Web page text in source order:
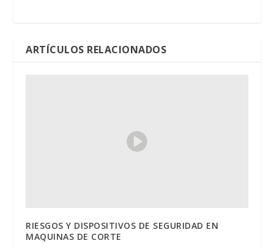
ARTÍCULOS RELACIONADOS
RIESGOS Y DISPOSITIVOS DE SEGURIDAD EN
MAQUINAS DE CORTE